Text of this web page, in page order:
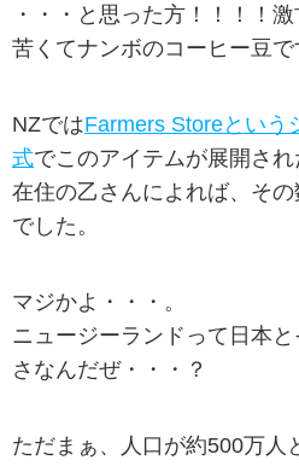
・・・と思った方！！！！激
苦くてナンボのコーヒー豆で
NZではFarmers Storeという
式でこのアイテムが展開さ
在住の乙さんによれば、そ
でした。
マジかよ・・・。
ニュージーランドって日本
さなんだぜ・・・？
ただまぁ、人口が約500万人